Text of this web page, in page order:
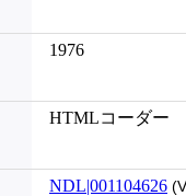
1976
HTMLコーダー
NDL|001104626